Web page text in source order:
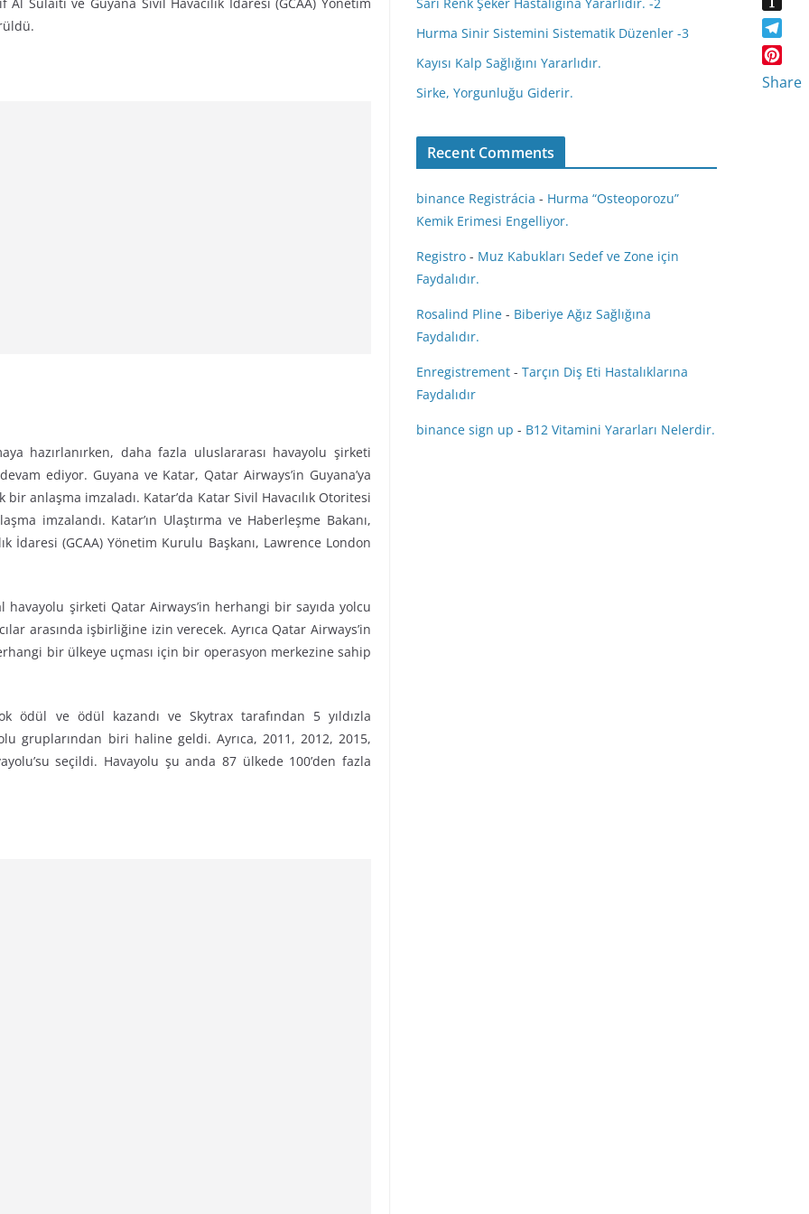
hazırlanırken, daha fazla uluslararası havayolu şirketi
ediyor. Guyana ve Katar, Qatar Airways’in Guyana’ya
anlaşma imzaladı. Katar’da Katar Sivil Havacılık Otoritesi
imzalandı. Katar’ın Ulaştırma ve Haberleşme Bakanı,
İdaresi (GCAA) Yönetim Kurulu Başkanı, Lawrence London
havayolu şirketi Qatar Airways’in herhangi bir sayıda yolcu
arasında işbirliğine izin verecek. Ayrıca Qatar Airways’in
bir ülkeye uçması için bir operasyon merkezine sahip
ödül ve ödül kazandı ve Skytrax tarafından 5 yıldızla
gruplarından biri haline geldi. Ayrıca, 2011, 2012, 2015,
seçildi. Havayolu şu anda 87 ülkede 100’den fazla
Hurma Sinir Sistemini Sistematik Düzenler -3
Kayısı Kalp Sağlığını Yararlıdır.
Sirke, Yorgunluğu Giderir.
Recent Comments
binance Registrácia - Hurma “Osteoporozu”
Kemik Erimesi Engelliyor.
Registro - Muz Kabukları Sedef ve Zone için
Faydalıdır.
Rosalind Pline - Biberiye Ağız Sağlığına
Faydalıdır.
Enregistrement - Tarçın Diş Eti Hastalıklarına
Faydalıdır
binance sign up - B12 Vitamini Yararları Nelerdir.
a
s
s
n
i
d
I
n
l
y
I
N
G
I
n
s
t
T
e
l
P
Share